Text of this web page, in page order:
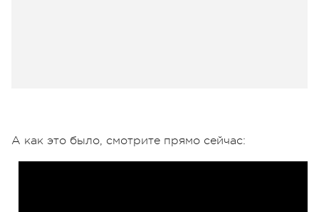
А как это было, смотрите прямо сейчас: